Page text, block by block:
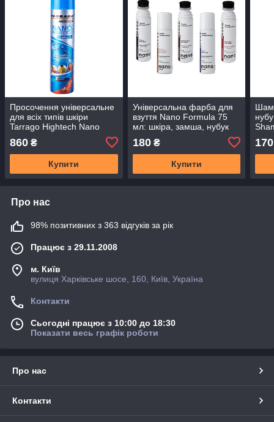
Просочення універсальне
для всіх типів шкіри
Tarrago Hightech Nano
860 ₴
Купити
Універсальна фарба для
взуття Nano Formula 75
мл: шкіра, замша, нубук
180₴
Купити
170
Про нас
98% позитивних з 363 відгуків за рік
Працює з 29.11.2008
м. Київ
вулиця Харківське шосе, 160, Київ, Україна
Контакти
Сьогодні працює з 10:00 до 18:30
Показати весь графік роботи
Про нас
Контакти